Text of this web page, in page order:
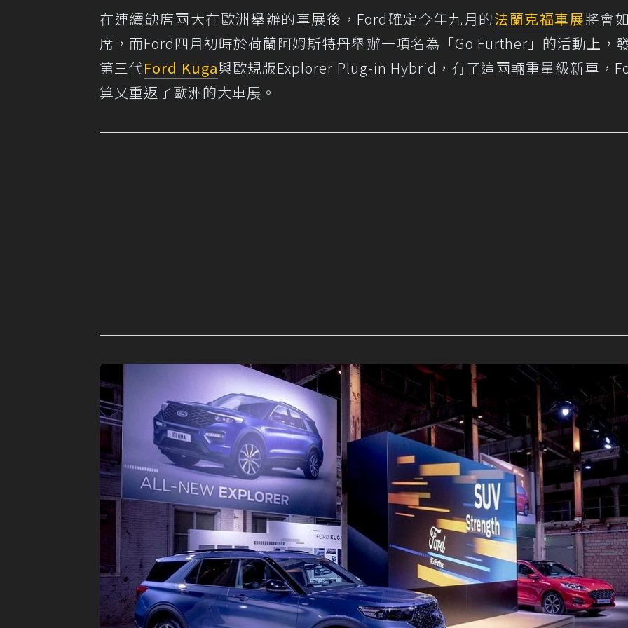
在連續缺席兩大在歐洲舉辦的車展後，Ford確定今年九月的法蘭克福車展將會
席，而Ford四月初時於荷蘭阿姆斯特丹舉辦一項名為「Go Further」的活動上，
第三代Ford Kuga與歐規版Explorer Plug-in Hybrid，有了這兩輛重量級新車，
算又重返了歐洲的大車展。